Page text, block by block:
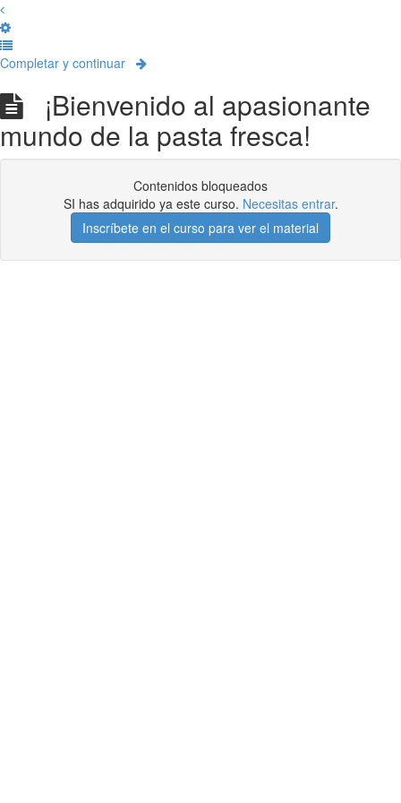
Completar y continuar
¡Bienvenido al apasionante
mundo de la pasta fresca!
Contenidos bloqueados
SI has adquirido ya este curso. Necesitas entrar.
Inscríbete en el curso para ver el material